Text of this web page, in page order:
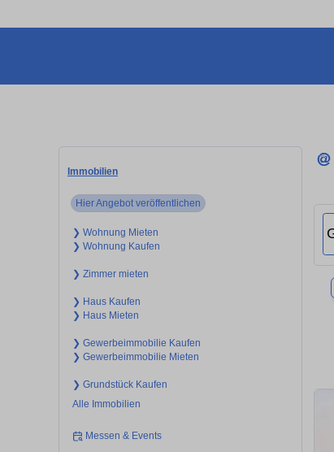
Immobilien
Hier Angebot veröffentlichen
❯ Wohnung Mieten
❯ Wohnung Kaufen
❯ Zimmer mieten
❯ Haus Kaufen
❯ Haus Mieten
❯ Gewerbeimmobilie Kaufen
❯ Gewerbeimmobilie Mieten
❯ Grundstück Kaufen
Alle Immobilien
Messen & Events